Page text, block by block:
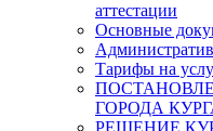
аттестации
Основные
Тарифы на
ГОРОДА
РЕШЕНИЕ